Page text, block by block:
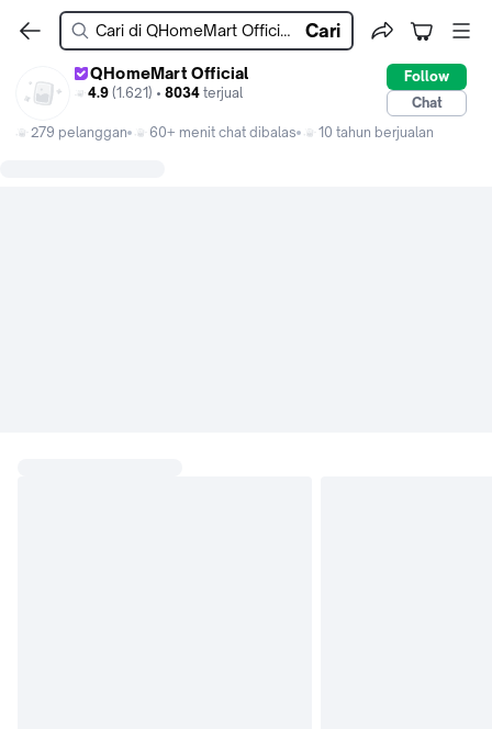
Cari
QHomeMart Official
4.9 (1.621) • 8034 terjual
Follow
Chat
279 pelanggan
60+ menit chat dibalas 10 tahun berjualan